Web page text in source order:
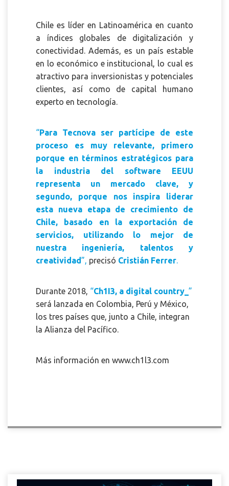
Chile es líder en Latinoamérica en cuanto
a índices globales de digitalización y
conectividad. Además, es un país estable
en lo económico e institucional, lo cual es
atractivo para inversionistas y potenciales
clientes, así como de capital humano
experto en tecnología.
“Para Tecnova ser partícipe de este
proceso es muy relevante, primero
porque en términos estratégicos para
la industria del software EEUU
representa un mercado clave, y
segundo, porque nos inspira liderar
esta nueva etapa de crecimiento de
Chile, basado en la exportación de
servicios, utilizando lo mejor de
nuestra ingeniería, talentos y
creatividad”, precisó Cristián Ferrer.
Durante 2018, “Ch1I3, a digital country_ ”
será lanzada en Colombia, Perú y México,
los tres países que, junto a Chile, integran
la Alianza del Pacífico.
Más información en www.ch1l3.com